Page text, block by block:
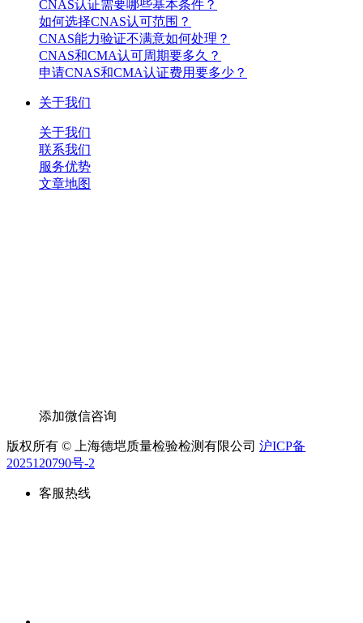
CNAS认证需要哪些基本条件？
如何选择CNAS认可范围？
CNAS能力验证不满意如何处理？
CNAS和CMA认可周期要多久？
申请CNAS和CMA认证费用要多少？
关于我们
关于我们
联系我们
服务优势
文章地图
添加微信咨询
版权所有 © 上海德垲质量检验检测有限公司 沪ICP备
2025120790号-2
客服热线